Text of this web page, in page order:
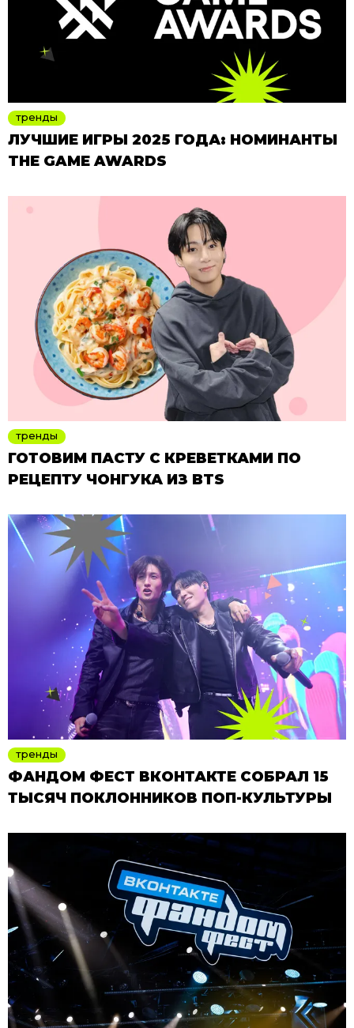
тренды
ЛУЧШИЕ ИГРЫ 2025 ГОДА: НОМИНАНТЫ
THE GAME AWARDS
тренды
ГОТОВИМ ПАСТУ С КРЕВЕТКАМИ ПО
РЕЦЕПТУ ЧОНГУКА ИЗ BTS
тренды
ФАНДОМ ФЕСТ ВКОНТАКТЕ СОБРАЛ 15
ТЫСЯЧ ПОКЛОННИКОВ ПОП-КУЛЬТУРЫ